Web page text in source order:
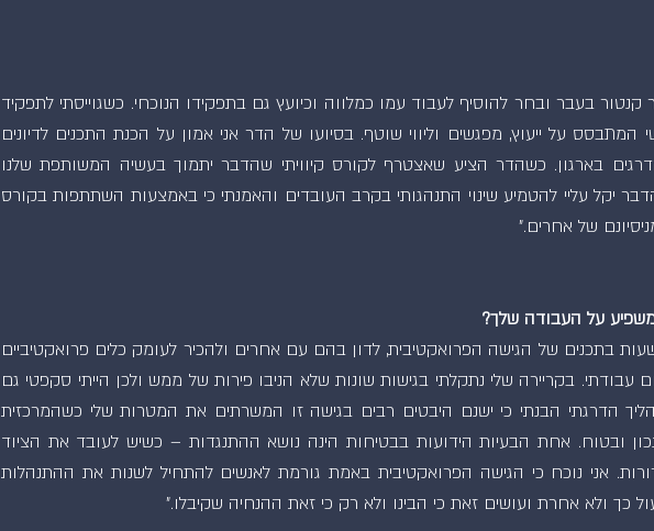
בעבר ובחר להוסיף לעבוד עמו כמלווה וכיועץ גם בתפקידו הנוכחי. כשגוייסתי לתפקיד
המתבסס על ייעוץ, מפגשים וליווי שוטף. בסיועו של הדר אני אמון על הכנת התכנים לדיונים
בארגון. כשהדר הציע שאצטרף לקורס קיוויתי שהדבר יתמוך בעשיה המשותפת שלנו
יקל עליי להטמיע שינוי התנהגותי בקרב העובדים והאמנתי כי באמצעות השתתפות בקורס
של אחרים."
על העבודה שלך?
בתכנים של הגישה הפרואקטיבית, לדון בהם עם אחרים ולהכיר לעומק כלים פרואקטיביים
בקריירה שלי נתקלתי בגישות שונות שלא הניבו פירות של ממש ולכן הייתי סקפטי גם
הדרגתי הבנתי כי ישנם היבטים רבים בגישה זו המשרתים את המטרות שלי כשהמרכזית
ובטוח. אחת הבעיות הידועות בבטיחות הינה נושא ההתנגדות – כשיש לעובד את הציוד
אני נוכח כי הגישה הפרואקטיבית באמת גורמת לאנשים להתחיל לשנות את ההתנהלות
ולא אחרת ועושים זאת כי הבינו ולא רק כי זאת ההנחיה שקיבלו."